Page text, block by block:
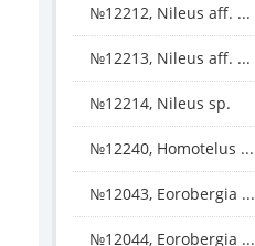
№12212, Nileus aff. ...
№12213, Nileus aff. ...
№12214, Nileus sp.
№12240, Homotelus ...
№12043, Eorobergia ...
№12044, Eorobergia ...